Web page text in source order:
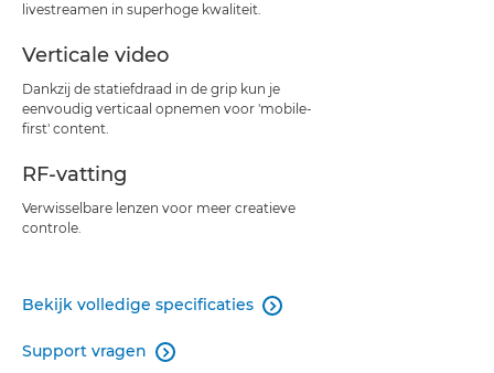
livestreamen in superhoge kwaliteit.
Verticale video
Dankzij de statiefdraad in de grip kun je
eenvoudig verticaal opnemen voor 'mobile-
first' content.
RF-vatting
Verwisselbare lenzen voor meer creatieve
controle.
Bekijk volledige specificaties 
Support vragen 